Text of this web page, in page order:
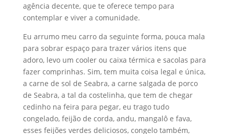
agência decente, que te oferece tempo para
contemplar e viver a comunidade.
Eu arrumo meu carro da seguinte forma, pouca mala
para sobrar espaço para trazer vários itens que
adoro, levo um cooler ou caixa térmica e sacolas para
fazer comprinhas. Sim, tem muita coisa legal e única,
a carne de sol de Seabra, a carne salgada de porco
de Seabra, a tal da costelinha, que tem de chegar
cedinho na feira para pegar, eu trago tudo
congelado, feijão de corda, andu, mangalô e fava,
esses feijões verdes deliciosos, congelo também,